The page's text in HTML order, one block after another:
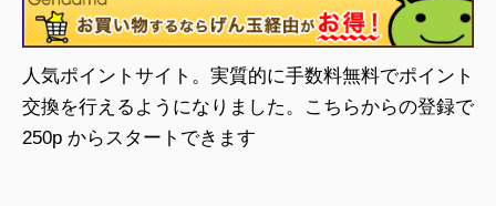
人気ポイントサイト。実質的に手数料無料でポイント
交換を行えるようになりました。こちらからの登録で
250p からスタートできます